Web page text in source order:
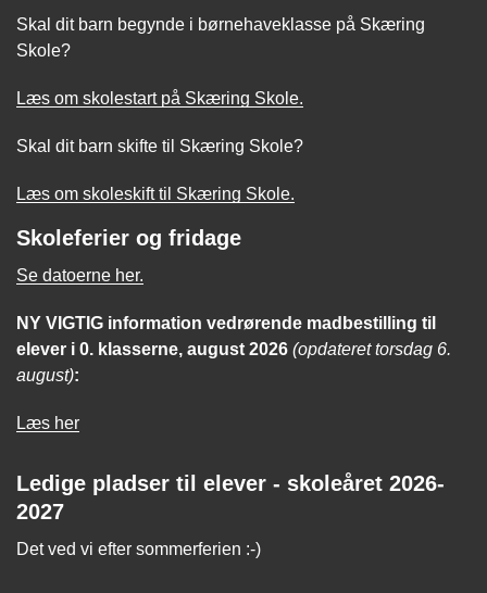
Skal dit barn begynde i børnehaveklasse på Skæring
Skole?
Læs om skolestart på Skæring Skole.
Skal dit barn skifte til Skæring Skole?
Læs om skoleskift til Skæring Skole.
Skoleferier og fridage
Se datoerne her.
NY VIGTIG information vedrørende madbestilling til
elever i 0. klasserne, august 2026 (opdateret torsdag 6.
august):
Læs her
Ledige pladser til elever - skoleåret 2026-
2027
Det ved vi efter sommerferien :-)